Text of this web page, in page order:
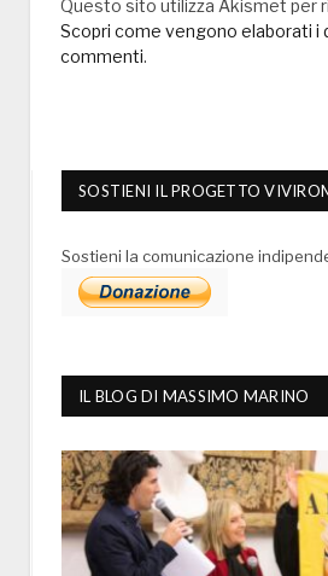
Questo sito utilizza Akismet per
Scopri come vengono elaborati i
commenti.
SOSTIENI IL PROGETTO
Sostieni la comunicazione
IL BLOG DI MASSIMO MARINO